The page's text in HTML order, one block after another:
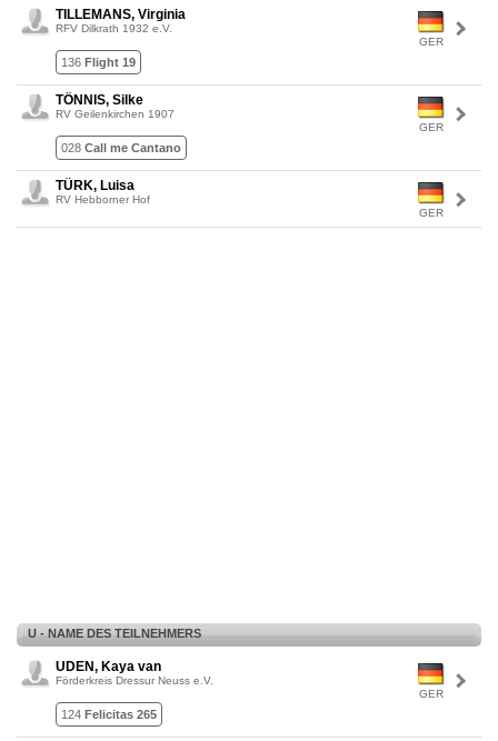
GER
TILLEMANS, Virginia
RFV Dilkrath 1932 e.V.
136 Flight 19
GER
TÖNNIS, Silke
RV Geilenkirchen 1907
028 Call me Cantano
GER
TÜRK, Luisa
RV Hebborner Hof
U - NAME DES TEILNEHMERS
GER
UDEN, Kaya van
Förderkreis Dressur Neuss e.V.
124 Felicitas 265